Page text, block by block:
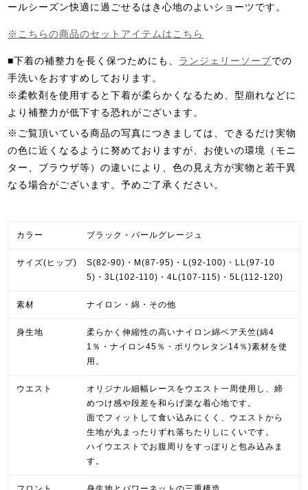
ールシーズン快適に過ごせるはき心地のよいショーツです。
※こちらの商品のセットアイテムはこちら
■下着の補整力を長く保つためにも、 ランジェリーソープでの
手洗いをおすすめしております。
※柔軟剤を使用すると下着が柔らかくなるため、型崩れなどに
より補整力が低下する恐れがございます。
※ご覧頂いている商品の写真につきましては、できるだけ実物
の色に近くなるように努めておりますが、お使いの環境（モニ
ター、ブラウザ等）の違いにより、色の見え方が実物と若干異
なる場合がございます。予めご了承ください。
カラー ブラック・パールグレージュ
サイズ(ヒップ)
S(82-90)・M(87-95)・L(92-100)・LL(97-10
5)・3L(102-110)・4L(107-115)・5L(112-120)
素材 ナイロン・綿・その他
身生地
柔らかく伸縮性の高いナイロン綿ベア天竺(綿4
1％・ナイロン45％・ポリウレタン14％)素材を使
用。
ウエスト
オリジナル細幅レースをウエスト一周使用し、締
めつけ感や段差を和らげ楽な着心地です。
面でフィットして食い込みにくく、ウエストから
生地が丸まったりずれ落ちたりしにくいです。
ハイウエストでお腹周りをすっぽりと包み込みま
す。